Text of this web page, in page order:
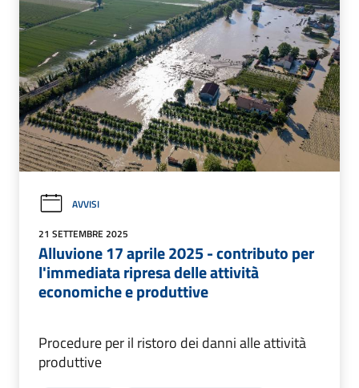
AVVISI
21 SETTEMBRE 2025
Alluvione 17 aprile 2025 - contributo per
l'immediata ripresa delle attività
economiche e produttive
Procedure per il ristoro dei danni alle attività
produttive